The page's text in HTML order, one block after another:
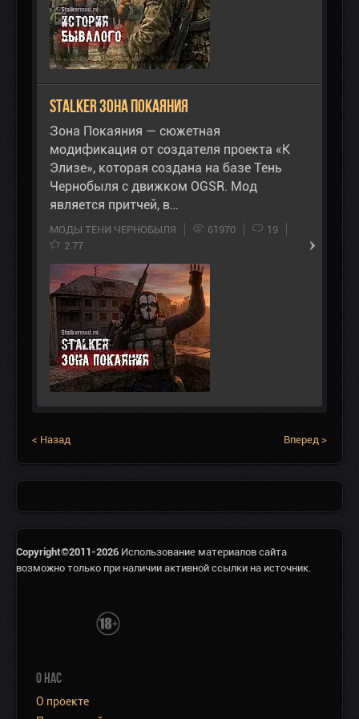
STALKER Зона Покаяния
Зона Покаяния — сюжетная
модификация от создателя проекта «К
Элизе», которая создана на базе Тень
Чернобыля с движком OGSR. Мод
является притчей, в…
МОДЫ ТЕНИ ЧЕРНОБЫЛЯ 61970
19
2.77
< Назад Вперед >
Copyright©2011-2026 Использование материалов сайта
возможно только при наличии активной ссылки на источник.
О НАС
О проекте